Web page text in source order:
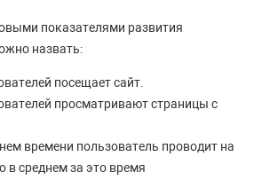
показателями развития
назвать:
посещает сайт.
просматривают страницы с
времени пользователь проводит на
в среднем за это время